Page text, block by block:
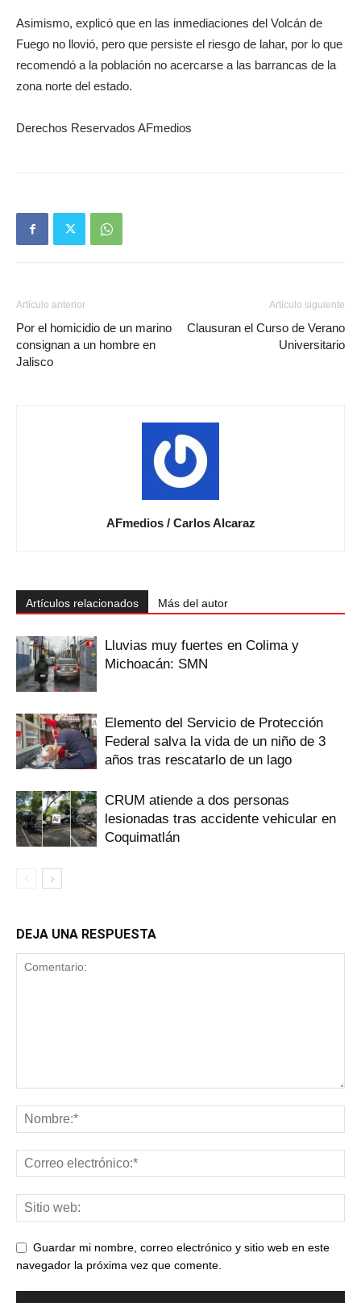
Asimismo, explicó que en las inmediaciones del Volcán de
Fuego no llovió, pero que persiste el riesgo de lahar, por lo que
recomendó a la población no acercarse a las barrancas de la
zona norte del estado.
Derechos Reservados AFmedios
Artículo anterior
Por el homicidio de un marino
consignan a un hombre en
Jalisco
Artículo siguiente
Clausuran el Curso de Verano
Universitario
AFmedios / Carlos Alcaraz
Artículos relacionados Más del autor
Lluvias muy fuertes en Colima y
Michoacán: SMN
Elemento del Servicio de Protección
Federal salva la vida de un niño de 3
años tras rescatarlo de un lago
CRUM atiende a dos personas
lesionadas tras accidente vehicular en
Coquimatlán
DEJA UNA RESPUESTA
Guardar mi nombre, correo electrónico y sitio web en este
navegador la próxima vez que comente.